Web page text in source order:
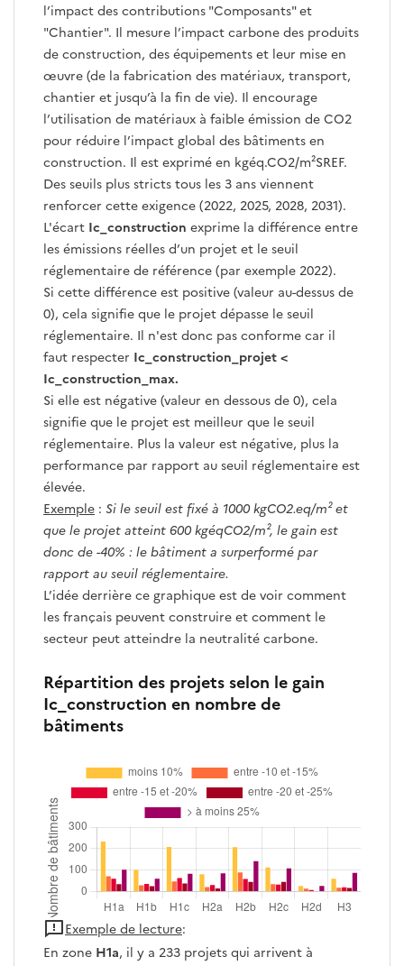
l’impact des contributions "Composants" et
"Chantier". Il mesure l’impact carbone des produits
de construction, des équipements et leur mise en
œuvre (de la fabrication des matériaux, transport,
chantier et jusqu’à la fin de vie). Il encourage
l’utilisation de matériaux à faible émission de CO2
pour réduire l’impact global des bâtiments en
construction. Il est exprimé en kgéq.CO2/m²SREF.
Des seuils plus stricts tous les 3 ans viennent
renforcer cette exigence (2022, 2025, 2028, 2031).
L'écart Ic_construction exprime la différence entre
les émissions réelles d’un projet et le seuil
réglementaire de référence (par exemple 2022).
Si cette différence est positive (valeur au-dessus de
0), cela signifie que le projet dépasse le seuil
réglementaire. Il n'est donc pas conforme car il
faut respecter Ic_construction_projet <
Ic_construction_max.
Si elle est négative (valeur en dessous de 0), cela
signifie que le projet est meilleur que le seuil
réglementaire. Plus la valeur est négative, plus la
performance par rapport au seuil réglementaire est
élevée.
Exemple : Si le seuil est fixé à 1000 kgCO2.eq/m² et
que le projet atteint 600 kgéqCO2/m², le gain est
donc de -40% : le bâtiment a surperformé par
rapport au seuil réglementaire.
L’idée derrière ce graphique est de voir comment
les français peuvent construire et comment le
secteur peut atteindre la neutralité carbone.
Répartition des projets selon le gain
Ic_construction en nombre de
bâtiments
Exemple de lecture:
En zone H1a, il y a 233 projets qui arrivent à